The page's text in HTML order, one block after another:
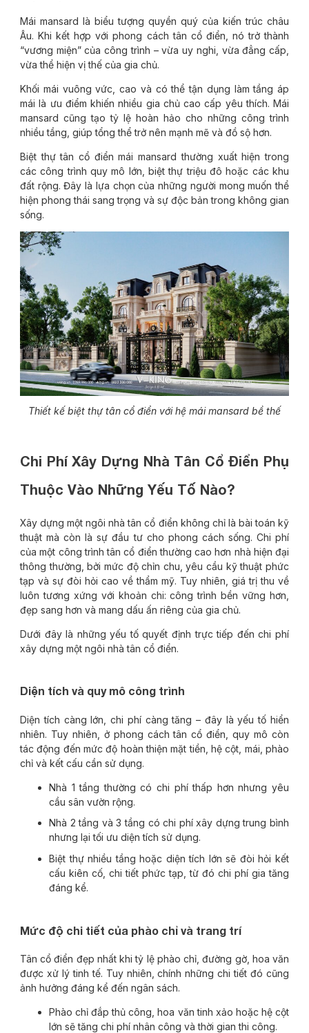
Mái mansard là biểu tượng quyền quý của kiến trúc châu
Âu. Khi kết hợp với phong cách tân cổ điển, nó trở thành
“vương miện” của công trình – vừa uy nghi, vừa đẳng cấp,
vừa thể hiện vị thế của gia chủ.
Khối mái vuông vức, cao và có thể tận dụng làm tầng áp
mái là ưu điểm khiến nhiều gia chủ cao cấp yêu thích. Mái
mansard cũng tạo tỷ lệ hoàn hảo cho những công trình
nhiều tầng, giúp tổng thể trở nên mạnh mẽ và đồ sộ hơn.
Biệt thự tân cổ điển mái mansard thường xuất hiện trong
các công trình quy mô lớn, biệt thự triệu đô hoặc các khu
đất rộng. Đây là lựa chọn của những người mong muốn thể
hiện phong thái sang trọng và sự độc bản trong không gian
sống.
Thiết kế biệt thự tân cổ điển với hệ mái mansard bề thế
Chi Phí Xây Dựng Nhà Tân Cổ Điển Phụ
Thuộc Vào Những Yếu Tố Nào?
Xây dựng một ngôi nhà tân cổ điển không chỉ là bài toán kỹ
thuật mà còn là sự đầu tư cho phong cách sống. Chi phí
của một công trình tân cổ điển thường cao hơn nhà hiện đại
thông thường, bởi mức độ chỉn chu, yêu cầu kỹ thuật phức
tạp và sự đòi hỏi cao về thẩm mỹ. Tuy nhiên, giá trị thu về
luôn tương xứng với khoản chi: công trình bền vững hơn,
đẹp sang hơn và mang dấu ấn riêng của gia chủ.
Dưới đây là những yếu tố quyết định trực tiếp đến chi phí
xây dựng một ngôi nhà tân cổ điển.
Diện tích và quy mô công trình
Diện tích càng lớn, chi phí càng tăng – đây là yếu tố hiển
nhiên. Tuy nhiên, ở phong cách tân cổ điển, quy mô còn
tác động đến mức độ hoàn thiện mặt tiền, hệ cột, mái, phào
chỉ và kết cấu cần sử dụng.
Nhà 1 tầng thường có chi phí thấp hơn nhưng yêu
cầu sân vườn rộng.
Nhà 2 tầng và 3 tầng có chi phí xây dựng trung bình
nhưng lại tối ưu diện tích sử dụng.
Biệt thự nhiều tầng hoặc diện tích lớn sẽ đòi hỏi kết
cấu kiên cố, chi tiết phức tạp, từ đó chi phí gia tăng
đáng kể.
Mức độ chi tiết của phào chỉ và trang trí
Tân cổ điển đẹp nhất khi tỷ lệ phào chỉ, đường gờ, hoa văn
được xử lý tinh tế. Tuy nhiên, chính những chi tiết đó cũng
ảnh hưởng đáng kể đến ngân sách.
Phào chỉ đắp thủ công, hoa văn tinh xảo hoặc hệ cột
lớn sẽ tăng chi phí nhân công và thời gian thi công.